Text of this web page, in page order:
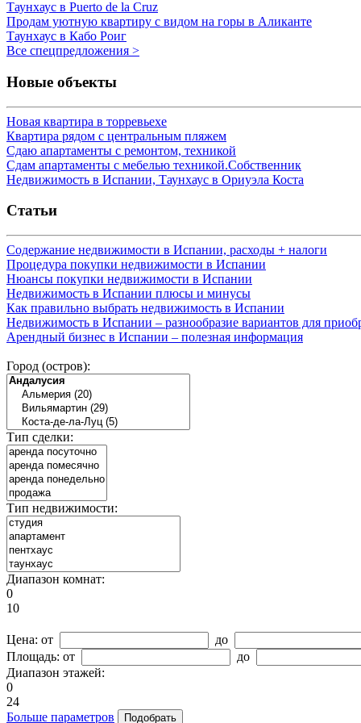
Таунхаус в Puerto de la Cruz
Продам уютную квартиру с видом на горы в Аликанте
Таунхаус в Кабо Роиг
Все спецпредложения >
Новые объекты
Новая квартира в торревьехе
Квартира рядом с центральным пляжем
Сдаю апартаменты с ремонтом, техникой
Сдам апартаменты с мебелью техникой.Собственник
Недвижимость в Испании, Таунхаус в Ориуэла Коста
Статьи
Содержание недвижимости в Испании, расходы + налоги
Процедура покупки недвижимости в Испании
Нюансы покупки недвижимости в Испании
Недвижимость в Испании плюсы и минусы
Как правильно выбрать недвижимость в Испании
Недвижимость в Испании – разнообразие вариантов для
Арендный бизнес в Испании – полезная информация
Город (остров):
Тип сделки:
Тип недвижимости:
Диапазон комнат:
0
10
Цена: от до
Площадь: от
до
Диапазон этажей:
0
24
Больше параметров